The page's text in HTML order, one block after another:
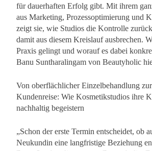
für dauerhaften Erfolg gibt. Mit ihrem
aus Marketing, Prozessoptimierung und
zeigt sie, wie Studios die Kontrolle
damit aus diesem Kreislauf ausbrechen.
Praxis gelingt und worauf es dabei
Banu Suntharalingam von Beautyholic
Von oberflächlicher Einzelbehandlung
Kundenreise: Wie Kosmetikstudios ihre
nachhaltig begeistern
„Schon der erste Termin entscheidet, ob
Neukundin eine langfristige Beziehung